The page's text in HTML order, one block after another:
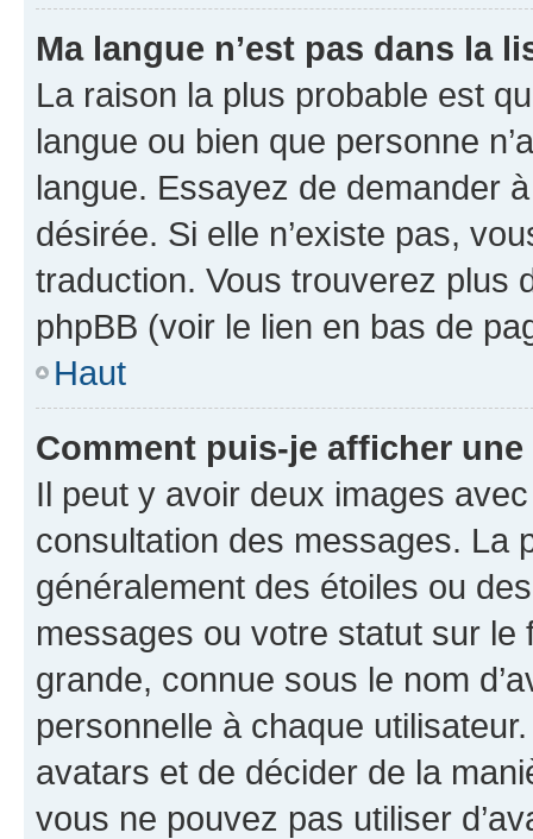
Ma langue n’est pas dans la
La raison la plus probable est
langue ou bien que personne
langue. Essayez de demander
désirée. Si elle n’existe pas,
traduction. Vous trouverez plus
phpBB (voir le lien en bas de
Haut
Comment puis-je afficher
Il peut y avoir deux images
consultation des messages. La
généralement des étoiles ou
messages ou votre statut sur
grande, connue sous le nom
personnelle à chaque utilisateur.
avatars et de décider de la
vous ne pouvez pas utiliser